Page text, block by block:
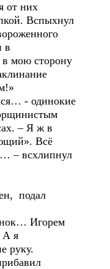
от них
Вспыхнул
в
мою сторону
- одинокие
– Я ж в
Всё
– всхлипнул
подал
Игорем
А я
руку.